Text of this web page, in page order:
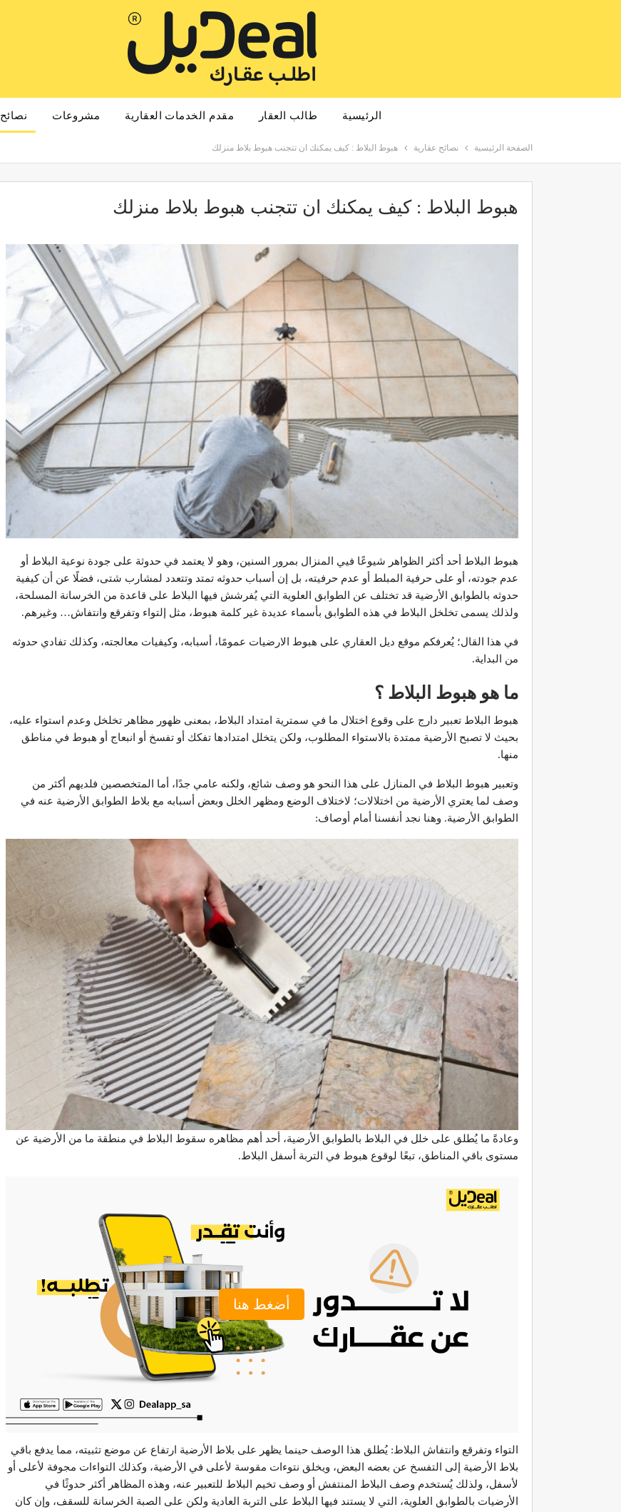
الرئيسية طالب العقار مقدم الخدمات العقارية مشروعات نصائح
الصفحة الرئيسية نصائح عقارية هبوط البلاط : كيف يمكنك ان تتجنب هبوط بلاط منزلك
هبوط البلاط : كيف يمكنك ان تتجنب هبوط بلاط منزلك
هبوط البلاط أحد أكثر الظواهر شيوعًا فيي المنزال بمرور السنين، وهو لا يعتمد في حدوثة على جودة نوعية البلاط أو
عدم جودته، أو على حرفية المبلط أو عدم حرفيته، بل إن أسباب حدوثه تمتد وتتعدد لمشارب شتى، فضلًا عن أن كيفية
حدوثه بالطوابق الأرضية قد تختلف عن الطوابق العلوية التي يُفرشش فيها البلاط على قاعدة من الخرسانة المسلحة،
ولذلك يسمى تخلخل البلاط في هذه الطوابق بأسماء عديدة غير كلمة هبوط، مثل إلتواء وتفرقع وانتفاش… وغيرهم.
في هذا القال؛ يُعرفكم موقع ديل العقاري على هبوط الارضيات عمومًا، أسبابه، وكيفيات معالجته، وكذلك تفادي حدوثه
من البداية.
ما هو هبوط البلاط ؟
هبوط البلاط تعبير دارج على وقوع اختلال ما في سمترية امتداد البلاط، بمعنى ظهور مظاهر تخلخل وعدم استواء عليه،
بحيث لا تصبح الأرضية ممتدة بالاستواء المطلوب، ولكن يتخلل امتدادها تفكك أو تفسخ أو انبعاج أو هبوط في مناطق
منها.
وتعبير هبوط البلاط في المنازل على هذا النحو هو وصف شائع، ولكنه عامي جدًا، أما المتخصصين فلديهم أكثر من
وصف لما يعتري الأرضية من اختلالات؛ لاختلاف الوضع ومظهر الخلل وبعض أسبابه مع بلاط الطوابق الأرضية عنه في
الطوابق الأرضية. وهنا نجد أنفسنا أمام أوصاف:
وعادةً ما يُطلق على خلل في البلاط بالطوابق الأرضية، أحد أهم مظاهره سقوط البلاط في منطقة ما من الأرضية عن
مستوى باقي المناطق، تبعًا لوقوع هبوط في التربة أسفل البلاط.
أضغط هنا
التواء وتفرقع وانتفاش البلاط: يُطلق هذا الوصف حينما يظهر على بلاط الأرضية ارتفاع عن موضع تثبيته، مما يدفع باقي
بلاط الأرضية إلى التفسخ عن بعضه البعض، ويخلق نتوءات مقوسة لأعلى في الأرضية، وكذلك التواءات مجوفة لأعلى أو
لأسفل، ولذلك يُستخدم وصف البلاط المنتفش أو وصف تخيم البلاط للتعبير عنه، وهذه المظاهر أكثر حدوثًا في
الأرضيات بالطوابق العلوية، التي لا يستند فيها البلاط على التربة العادية ولكن على الصبة الخرسانة للسقف، وإن كان